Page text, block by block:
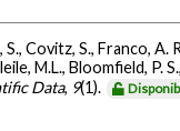
Covitz, S., Franco, A.
M.L., Bloomfield, P.
Data, 9(1).